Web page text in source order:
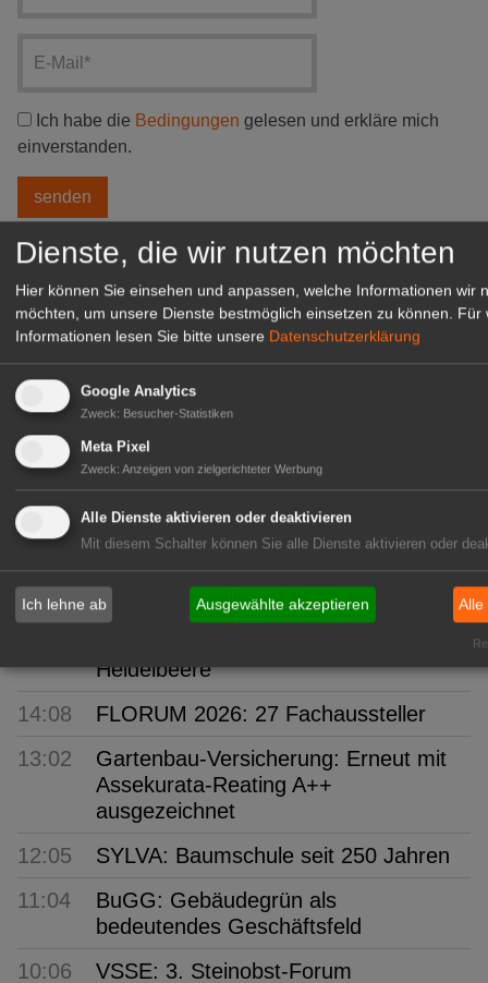
Ich habe die Bedingungen gelesen und erkläre mich
einverstanden.
Kommentare (0)
Bisher sind keine Kommentare zu diesem Artikel erstellt
Weitere Meldungen
17:07
Blumenzwiebelmischung für
bienenfreundliche Grünanlagen
16:03
hagebau: 24 Nachwuchskräfte
Heidelbeere
14:08
FLORUM 2026: 27 Fachaussteller
13:02
Gartenbau-Versicherung: Erneut mit
Assekurata-Reating A++
ausgezeichnet
12:05
SYLVA: Baumschule seit 250 Jahren
11:04
BuGG: Gebäudegrün als
bedeutendes Geschäftsfeld
10:06
VSSE: 3. Steinobst-Forum
Dienste, die wir nutzen möchten
Hier können Sie einsehen und anpassen, welche Informationen wir
möchten, um unsere Dienste bestmöglich einsetzen zu können.
Für
Informationen lesen Sie bitte unsere Datenschutzerklärung
Google Analytics
Zweck: Besucher-Statistiken
Meta Pixel
Zweck: Anzeigen von zielgerichteter Werbung
Alle Dienste aktivieren oder deaktivieren
Mit diesem Schalter können Sie alle Dienste aktivieren oder
Ich lehne ab Ausgewählte akzeptieren Alle